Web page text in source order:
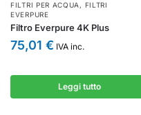
FILTRI PER ACQUA , FILTRI
EVERPURE
Filtro Everpure 4K Plus
75,01 € IVA inc.
Leggi tutto